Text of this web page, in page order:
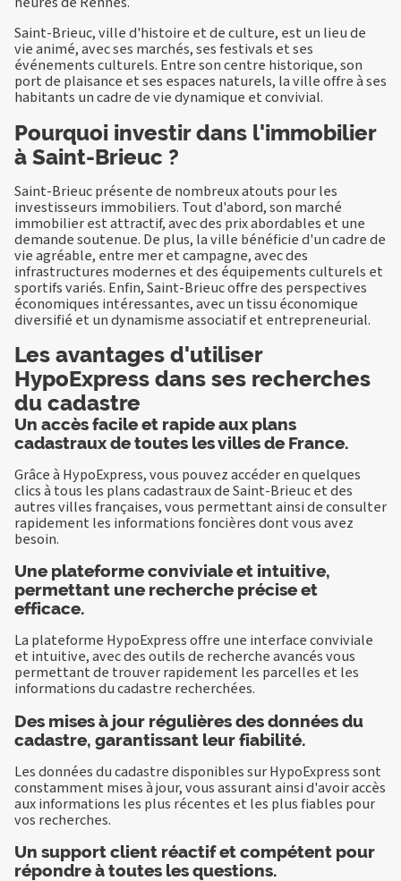
Saint-Brieuc, ville d'histoire et de culture, est un lieu de
vie animé, avec ses marchés, ses festivals et ses
événements culturels. Entre son centre historique, son
port de plaisance et ses espaces naturels, la ville offre à ses
habitants un cadre de vie dynamique et convivial.
Pourquoi investir dans l'immobilier
à Saint-Brieuc ?
Saint-Brieuc présente de nombreux atouts pour les
investisseurs immobiliers. Tout d'abord, son marché
immobilier est attractif, avec des prix abordables et une
demande soutenue. De plus, la ville bénéficie d'un cadre de
vie agréable, entre mer et campagne, avec des
infrastructures modernes et des équipements culturels et
sportifs variés. Enfin, Saint-Brieuc offre des perspectives
économiques intéressantes, avec un tissu économique
diversifié et un dynamisme associatif et entrepreneurial.
Les avantages d'utiliser
HypoExpress dans ses recherches
du cadastre
Un accès facile et rapide aux plans
cadastraux de toutes les villes de France.
Grâce à HypoExpress, vous pouvez accéder en quelques
clics à tous les plans cadastraux de Saint-Brieuc et des
autres villes françaises, vous permettant ainsi de consulter
rapidement les informations foncières dont vous avez
besoin.
Une plateforme conviviale et intuitive,
permettant une recherche précise et
efficace.
La plateforme HypoExpress offre une interface conviviale
et intuitive, avec des outils de recherche avancés vous
permettant de trouver rapidement les parcelles et les
informations du cadastre recherchées.
Des mises à jour régulières des données du
cadastre, garantissant leur fiabilité.
Les données du cadastre disponibles sur HypoExpress sont
constamment mises à jour, vous assurant ainsi d'avoir accès
aux informations les plus récentes et les plus fiables pour
vos recherches.
Un support client réactif et compétent pour
répondre à toutes les questions.